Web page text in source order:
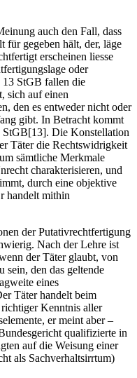
auch den Fall, dass
für gegeben hält, der, läge
erscheinen liesse
oder
StGB fallen die
sich auf einen
den es entweder nicht oder
gibt. In Betracht kommt
StGB[13]. Die Konstellation
Täter die Rechtswidrigkeit
sämtliche Merkmale
charakterisieren, und
durch eine objektive
handelt mithin
der Putativrechtfertigung
Nach der Lehre ist
der Täter glaubt, von
sein, den das geltende
eines
Täter handelt beim
Kenntnis aller
er meint aber –
qualifizierte in
auf die Weisung einer
als Sachverhaltsirrtum)